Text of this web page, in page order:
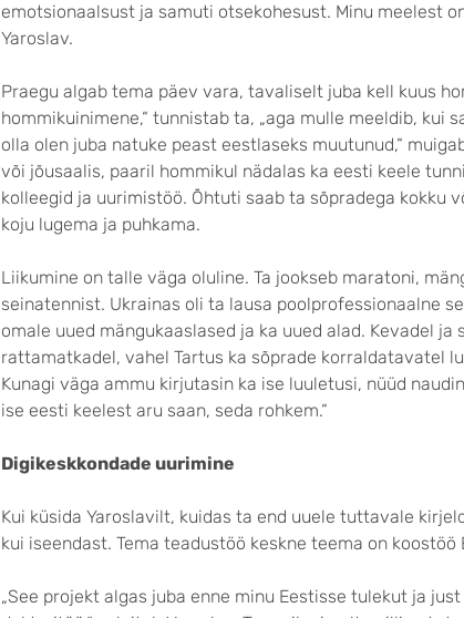
emotsionaalsust ja samuti otsekohesust. Minu meelest
Yaroslav.
Praegu algab tema päev vara, tavaliselt juba kell kuus
hommiku­inimene,“ tunnistab ta, „aga mulle meeldib, kui
olla olen juba natuke peast eestlaseks muutunud,“
või jõusaalis, paaril hommikul nädalas ka eesti keele
kolleegid ja uurimistöö. Õhtuti saab ta sõpradega kokku
koju lugema ja puhkama.
Liikumine on talle väga oluline. Ta jookseb maratoni,
seinatennist. Ukrainas oli ta lausa poolprofessio­naalne
omale uued mängu­kaaslased ja ka uued alad. Kevadel ja
rattamatkadel, vahel Tartus ka sõprade korraldatavatel
Kunagi väga ammu kirjutasin ka ise luuletusi, nüüd
ise eesti keelest aru saan, seda rohkem.“
Digikeskkondade uurimine
Kui küsida Yaroslavilt, kuidas ta end uuele tuttavale
kui iseendast. Tema teadustöö keskne teema on
„See projekt algas juba enne minu Eestisse tulekut ja